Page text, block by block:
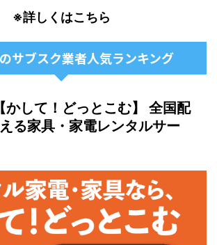
※詳しくはこちら
サブスク業者人気ランキング
して！どっとこむ】 全国配
る家具・家電レンタルサー